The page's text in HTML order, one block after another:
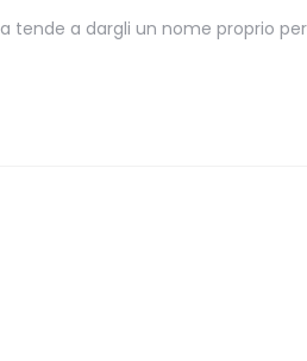
tende a dargli un nome proprio